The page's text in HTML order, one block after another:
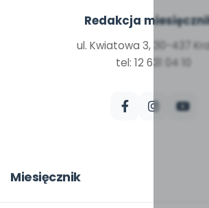
Redakcja
ul. Kwiatowa 3, 30-437
tel: 12 631 04 10
Miesięcznik